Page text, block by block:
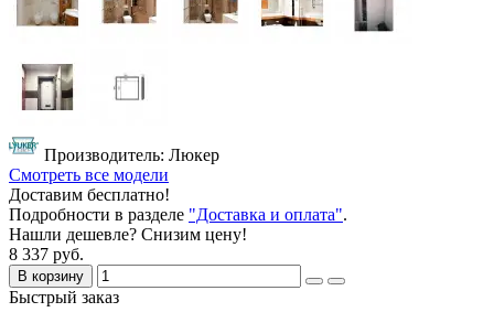
Производитель: Люкер
Смотреть все модели
Доставим бесплатно!
Подробности в разделе "Доставка и оплата".
Нашли дешевле? Снизим цену!
8 337 руб.
В корзину
Быстрый заказ